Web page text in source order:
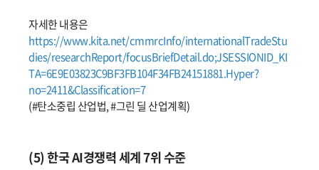
자세한 내용은
https://www.kita.net/cmmrcInfo/internationalTradeStu
dies/researchReport/focusBriefDetail.do;JSESSIONID_KI
TA=6E9E03823C9BF3FB104F34FB24151881.Hyper?
no=2411&Classification=7
(#탄소중립 산업법, #그린 딜 산업계획)
(5) 한국 AI경쟁력 세계 7위 수준